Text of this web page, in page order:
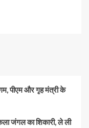
पीएम और गृह मंत्री के
जंगल का शिकारी, ले ली